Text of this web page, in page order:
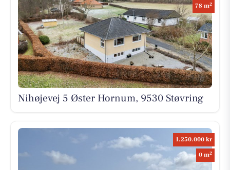
78 m2
Nihøjevej 5 Øster Hornum, 9530 Støvring
1.250.000 kr
0 m2